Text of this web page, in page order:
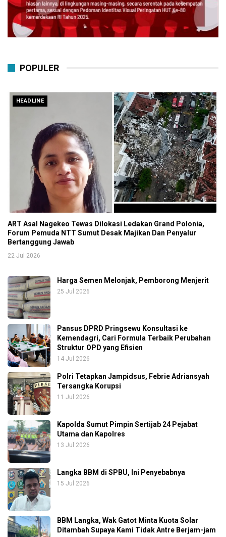
POPULER
HEADLINE
ART Asal Nagekeo Tewas Dilokasi Ledakan Grand Polonia,
Forum Pemuda NTT Sumut Desak Majikan Dan Penyalur
Bertanggung Jawab
22 Jul 2026
Harga Semen Melonjak, Pemborong Menjerit
25 Jul 2026
Pansus DPRD Pringsewu Konsultasi ke
Kemendagri, Cari Formula Terbaik Perubahan
Struktur OPD yang Efisien
14 Jul 2026
Polri Tetapkan Jampidsus, Febrie Adriansyah
Tersangka Korupsi
11 Jul 2026
Kapolda Sumut Pimpin Sertijab 24 Pejabat
Utama dan Kapolres
13 Jul 2026
Langka BBM di SPBU, Ini Penyebabnya
15 Jul 2026
BBM Langka, Wak Gatot Minta Kuota Solar
Ditambah Supaya Kami Tidak Antre Berjam-jam